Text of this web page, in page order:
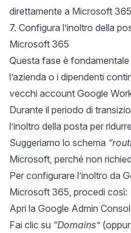
direttamente a Microsoft
7. Configura l’inoltro della
Microsoft 365
Questa fase è
l’azienda o i dipendenti
vecchi account Google
Durante il periodo di
l’inoltro della posta per
Suggeriamo lo schema
Microsoft, perché non
Per configurare l’inoltro da
Microsoft 365, procedi così:
Apri la Google Admin
Fai clic su “Domains”